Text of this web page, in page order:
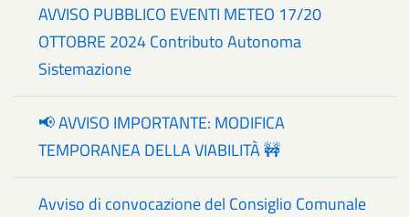
AVVISO PUBBLICO EVENTI METEO 17/20
OTTOBRE 2024 Contributo Autonoma
Sistemazione
📢 AVVISO IMPORTANTE: MODIFICA
TEMPORANEA DELLA VIABILITÀ 🚧
Avviso di convocazione del Consiglio Comunale